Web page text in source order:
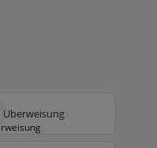
Überweisung